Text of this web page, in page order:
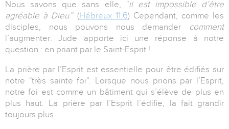
Nous savons que sans elle, "il est impossible d’être
agréable à Dieu." (Hébreux 11.6) Cependant, comme les
disciples, nous pouvons nous demander
comment
l’augmenter. Jude apporte ici une réponse à notre
question : en priant par le Saint-Esprit !
La prière par l’Esprit est essentielle pour être édifiés sur
notre "très sainte foi". Lorsque nous prions par l’Esprit,
notre foi est comme un bâtiment qui s’élève de plus en
plus haut. La prière par l’Esprit l’édifie, la fait grandir
toujours plus.